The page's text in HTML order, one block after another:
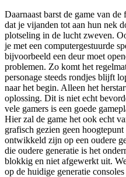
Daarnaast barst de game van
dat je vijanden tot aan hun nek
plotseling in de lucht zweven.
je met een computergestuurde
bijvoorbeeld een deur moet
problemen. Zo komt het
personage steeds rondjes blijft
naar het begin. Alleen het
oplossing. Dit is niet echt
vele gamers is een goede
Hier zal de game het ook echt
grafisch gezien geen
ontwikkeld zijn op een oudere
die oudere generatie is het
blokkig en niet afgewerkt uit.
op de huidige generatie